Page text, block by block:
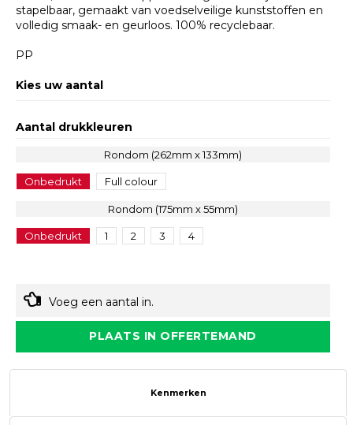
stapelbaar, gemaakt van voedselveilige kunststoffen en
volledig smaak- en geurloos. 100% recyclebaar.
PP
Kies uw aantal
Aantal drukkleuren
Rondom (262mm x 133mm)
Onbedrukt Full colour
Rondom (175mm x 55mm)
Onbedrukt 1 2 3 4
Voeg een aantal in.
PLAATS IN OFFERTEMAND
Kenmerken